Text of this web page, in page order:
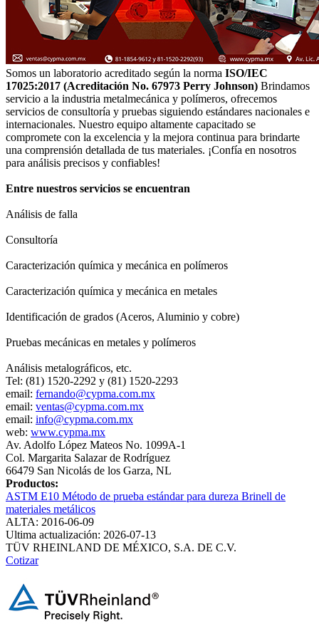
Somos un laboratorio acreditado según la norma ISO/IEC
17025:2017 (Acreditación No. 67973 Perry Johnson) Brindamos
servicio a la industria metalmecánica y polímeros, ofrecemos
servicios de consultoría y pruebas siguiendo estándares nacionales e
internacionales. Nuestro equipo altamente capacitado se
compromete con la excelencia y la mejora continua para brindarte
una comprensión detallada de tus materiales. ¡Confía en nosotros
para análisis precisos y confiables!
Entre nuestros servicios se encuentran
Análisis de falla
Consultoría
Caracterización química y mecánica en polímeros
Caracterización química y mecánica en metales
Identificación de grados (Aceros, Aluminio y cobre)
Pruebas mecánicas en metales y polímeros
Análisis metalográficos, etc.
Tel: (81) 1520-2292 y (81) 1520-2293
email: fernando@cypma.com.mx
email: ventas@cypma.com.mx
email: info@cypma.com.mx
web: www.cypma.mx
Av. Adolfo López Mateos No. 1099A-1
Col. Margarita Salazar de Rodríguez
66479 San Nicolás de los Garza, NL
Productos:
ASTM E10 Método de prueba estándar para dureza Brinell de
materiales metálicos
ALTA: 2016-06-09
Ultima actualización: 2026-07-13
TÜV RHEINLAND DE MÉXICO, S.A. DE C.V.
Cotizar